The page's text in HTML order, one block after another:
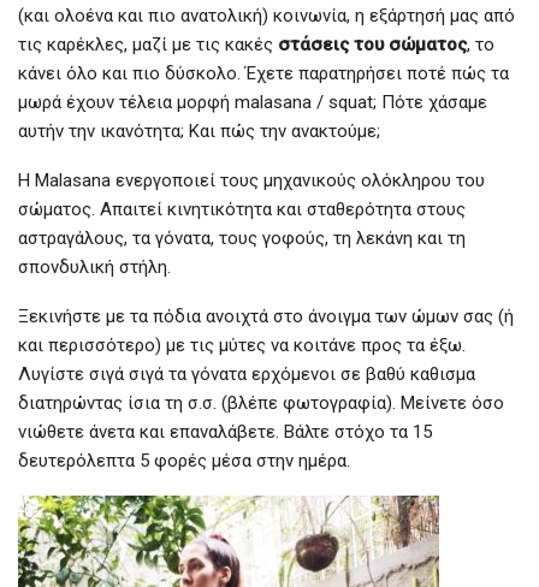
(και ολοένα και πιο ανατολική) κοινωνία, η εξάρτησή μας από
τις καρέκλες, μαζί με τις κακές στάσεις του σώματος, το
κάνει όλο και πιο δύσκολο. Έχετε παρατηρήσει ποτέ πώς τα
μωρά έχουν τέλεια μορφή malasana / squat; Πότε χάσαμε
αυτήν την ικανότητα; Και πώς την ανακτούμε;
Η Malasana ενεργοποιεί τους μηχανικούς ολόκληρου του
σώματος. Απαιτεί κινητικότητα και σταθερότητα στους
αστραγάλους, τα γόνατα, τους γοφούς, τη λεκάνη και τη
σπονδυλική στήλη.
Ξεκινήστε με τα πόδια ανοιχτά στο άνοιγμα των ώμων σας (ή
και περισσότερο) με τις μύτες να κοιτάνε προς τα έξω.
Λυγίστε σιγά σιγά τα γόνατα ερχόμενοι σε βαθύ καθισμα
διατηρώντας ίσια τη σ.σ. (βλέπε φωτογραφία). Μείνετε όσο
νιώθετε άνετα και επαναλάβετε. Βάλτε στόχο τα 15
δευτερόλεπτα 5 φορές μέσα στην ημέρα.